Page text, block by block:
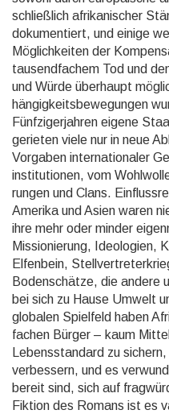
schließ­lich afrika­nischer
doku­men­tiert, und einige
Mög­lich­keiten der
tausend­fachem Tod und
und Würde überhaupt
hängig­keits­bewe­gungen
Fünf­ziger­jahren eigene
gerieten viele nur in neue
Vorgaben inter­natio­naler
insti­tutio­nen, vom
rungen und Clans.
Amerika und Asien waren
ihre mehr oder minder
Missio­nierung, Ideo­logien,
Elfen­bein,
Boden­schätze, die andere
bei sich zu Hause Umwelt
globalen Spielfeld haben
fachen Bürger – kaum
Lebens­stan­dard zu
verbes­sern, und es
bereit sind, sich auf
Fiktion des Romans ist es